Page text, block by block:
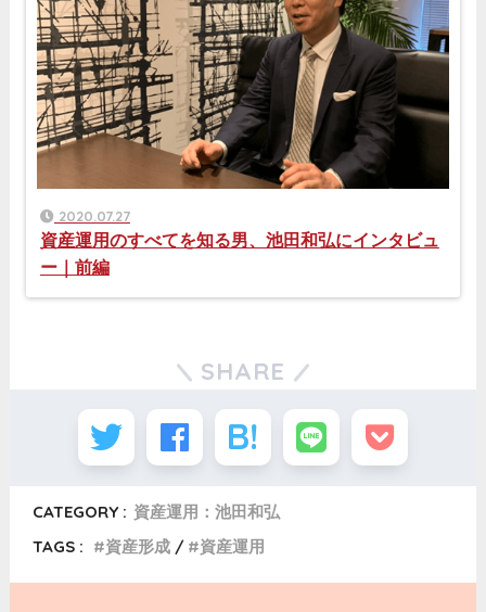
2020.07.27
資産運用のすべてを知る男、池田和弘にインタビュ
ー｜前編
SHARE
CATEGORY : 資産運用：池田和弘
TAGS :
資産形成 資産運用